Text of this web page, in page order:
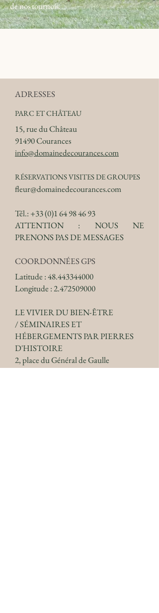
de nos tournois.
ADRESSES
PARC ET CHÂTEAU
15, rue du Château
91490 Courances
info@domainedecourances.com
RÉSERVATIONS VISITES DE GROUPES
fleur@domainedecourances.com
Tél.: +33 (0)1 64 98 46 93
ATTENTION : NOUS NE
PRENONS PAS DE MESSAGES
COORDONNÉES GPS
Latitude :48.443344000
Longitude : 2.472509000
LE VIVIER DU BIEN-ÊTRE
/SÉMINAIRES ET
HÉBERGEMENTS PAR PIERRES
D'HISTOIRE
2, place du Général de Gaulle